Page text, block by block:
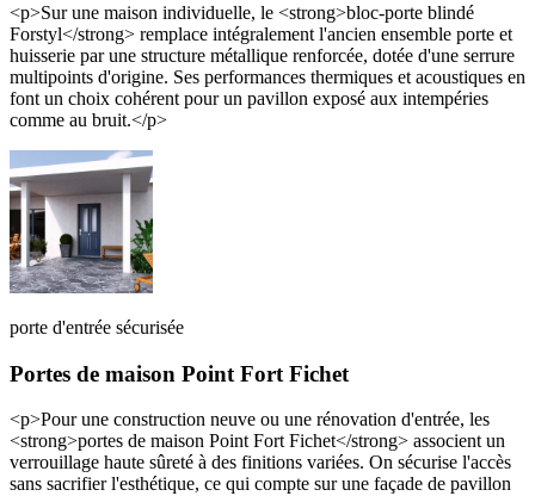
<p>Sur une maison individuelle, le <strong>bloc-porte blindé
Forstyl</strong> remplace intégralement l'ancien ensemble porte et
huisserie par une structure métallique renforcée, dotée d'une serrure
multipoints d'origine. Ses performances thermiques et acoustiques en
font un choix cohérent pour un pavillon exposé aux intempéries
comme au bruit.</p>
porte d'entrée sécurisée
Portes de maison Point Fort Fichet
<p>Pour une construction neuve ou une rénovation d'entrée, les
<strong>portes de maison Point Fort Fichet</strong> associent un
verrouillage haute sûreté à des finitions variées. On sécurise l'accès
sans sacrifier l'esthétique, ce qui compte sur une façade de pavillon